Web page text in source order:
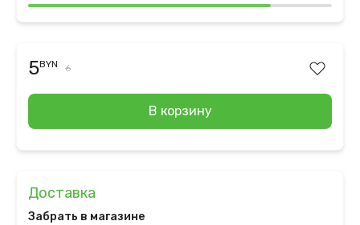
5BYN 6
В корзину
Доставка
Забрать в магазине